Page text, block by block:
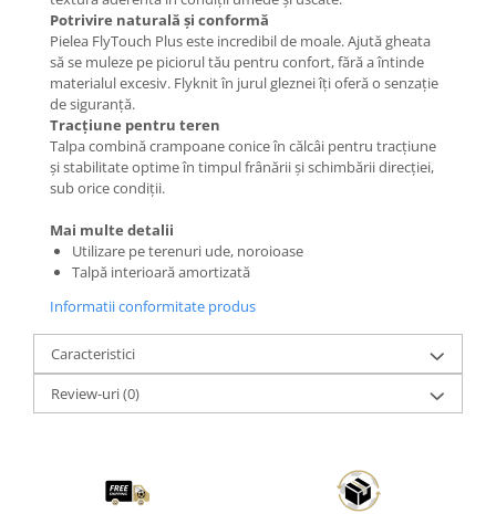
Potrivire naturală și conformă
Pielea FlyTouch Plus este incredibil de moale. Ajută gheata
să se muleze pe piciorul tău pentru confort, fără a întinde
materialul excesiv. Flyknit în jurul gleznei îți oferă o senzație
de siguranță.
Tracțiune pentru teren
Talpa combină crampoane conice în călcâi pentru tracțiune
și stabilitate optime în timpul frânării și schimbării direcției,
sub orice condiții.
Mai multe detalii
Utilizare pe terenuri ude, noroioase
Talpă interioară amortizată
Informatii conformitate produs
Caracteristici
Review-uri(0)